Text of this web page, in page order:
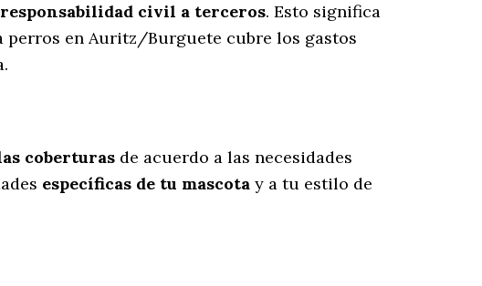
civil a terceros. Esto significa
perros en Auritz/Burguete cubre los gastos
coberturas de acuerdo a las necesidades
específicas de tu mascota y a tu estilo de